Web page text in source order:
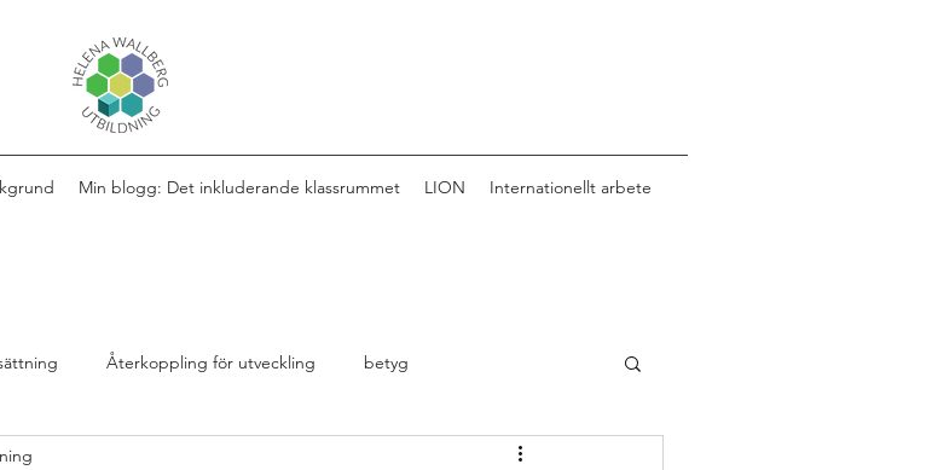
Min blogg: Det inkluderande klassrummet LION Internationellt arbete
Återkoppling för utveckling betyg